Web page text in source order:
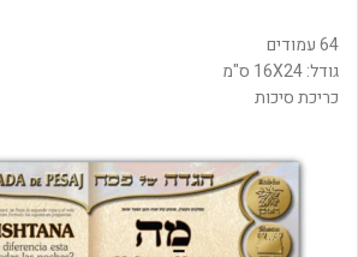
64 עמודים
גודל: 16X24 ס"מ
כריכת סיכות